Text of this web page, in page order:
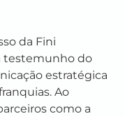
da Fini
testemunho do
estratégica
Ao
como a